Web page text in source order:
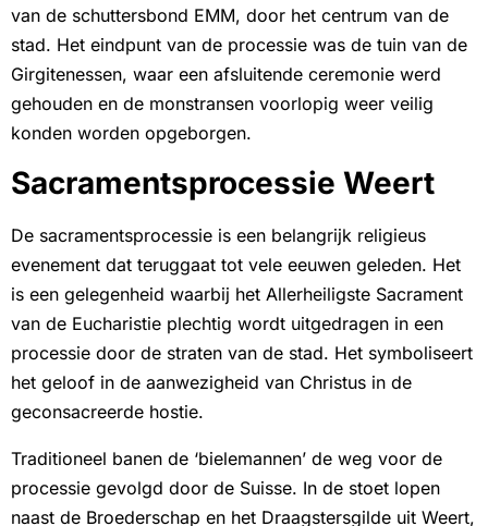
van de schuttersbond EMM, door het centrum van de
stad. Het eindpunt van de processie was de tuin van de
Girgitenessen, waar een afsluitende ceremonie werd
gehouden en de monstransen voorlopig weer veilig
konden worden opgeborgen.
Sacramentsprocessie Weert
De sacramentsprocessie is een belangrijk religieus
evenement dat teruggaat tot vele eeuwen geleden. Het
is een gelegenheid waarbij het Allerheiligste Sacrament
van de Eucharistie plechtig wordt uitgedragen in een
processie door de straten van de stad. Het symboliseert
het geloof in de aanwezigheid van Christus in de
geconsacreerde hostie.
Traditioneel banen de ‘bielemannen’ de weg voor de
processie gevolgd door de Suisse. In de stoet lopen
naast de Broederschap en het Draagstersgilde uit Weert,